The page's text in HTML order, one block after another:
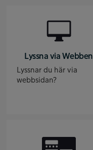
Lyssna via Webben
Lyssnar du här via
webbsidan?